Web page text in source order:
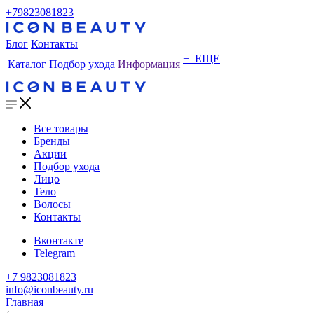
+79823081823
Блог Контакты
Каталог Подбор ухода Информация + ЕЩЕ
Все товары
Бренды
Акции
Подбор ухода
Лицо
Тело
Волосы
Контакты
Вконтакте
Telegram
+7 9823081823
info@iconbeauty.ru
Главная